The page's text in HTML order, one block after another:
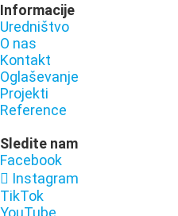
Informacije
Uredništvo
O nas
Kontakt
Oglaševanje
Projekti
Reference
Sledite nam
Facebook
Instagram
TikTok
YouTube